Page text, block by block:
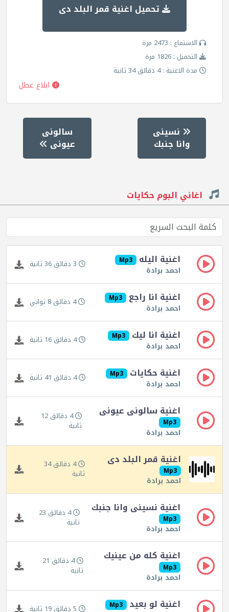
تحميل اغنية قمر البلد دى
الاستماع : 2473 مرة
التحميل : 1826 مرة
مدة الاغنية : 4 دقائق 34 ثانية
ابلاغ عطل
نسينى
وانا جنبك
سالونى
عيونى
اغاني البوم حكايات
اغنية اليله Mp3
احمد برادة 3 دقائق 36 ثانية
اغنية انا راجع Mp3
احمد برادة 4 دقائق 8 ثواني
اغنية انا ليك Mp3
احمد برادة 4 دقائق 16 ثانية
اغنية حكايات Mp3
احمد برادة 4 دقائق 41 ثانية
اغنية سالونى عيونى
Mp3
احمد برادة
4 دقائق 12
ثانية
اغنية قمر البلد دى
Mp3
احمد برادة
4 دقائق 34
ثانية
اغنية نسينى وانا جنبك
Mp3
احمد برادة
4 دقائق 23
ثانية
اغنية كله من عينيك
Mp3
احمد برادة
4 دقائق 21
ثانية
اغنية لو بعيد Mp3 5 دقائق 19 ثانية